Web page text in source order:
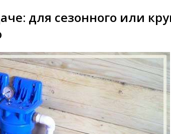
для сезонного или